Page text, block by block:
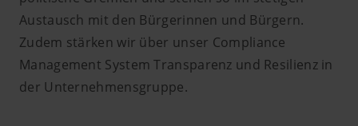
Austausch mit den Bürgerinnen und Bürgern.
Zudem stärken wir über unser Compliance
Management System Transparenz und Resilienz in
der Unternehmensgruppe.